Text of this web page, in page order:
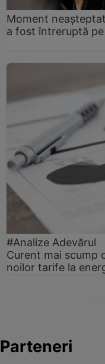
Moment
a fost întreruptă pe
#Analize Adevărul
Curent mai scump
noilor tarife la
Parteneri